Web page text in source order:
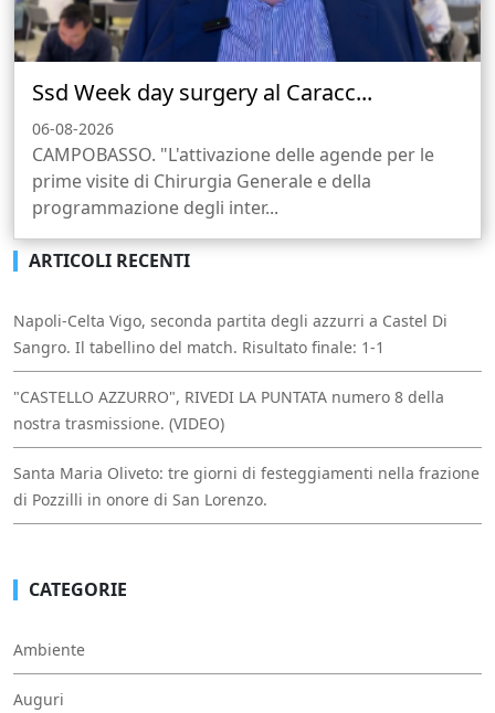
Ssd Week day surgery al Caracc...
06-08-2026
CAMPOBASSO. "L'attivazione delle agende per le
prime visite di Chirurgia Generale e della
programmazione degli inter...
ARTICOLI RECENTI
Napoli-Celta Vigo, seconda partita degli azzurri a Castel Di
Sangro. Il tabellino del match. Risultato finale: 1-1
"CASTELLO AZZURRO", RIVEDI LA PUNTATA numero 8 della
nostra trasmissione. (VIDEO)
Santa Maria Oliveto: tre giorni di festeggiamenti nella frazione
di Pozzilli in onore di San Lorenzo.
CATEGORIE
Ambiente
Auguri